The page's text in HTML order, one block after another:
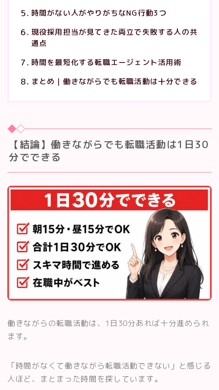
時間がない人がやりがちなNG行動3つ
現役採用担当が見てきた両立で失敗する人の共
通点
時間を最短化する転職エージェント活用術
まとめ｜働きながらでも転職活動は十分できる
【結論】働きながらでも転職活動は1日30
分でできる
働きながらの転職活動は、1日30分あれば十分進められ
ます。
「時間がなくて働きながら転職活動できない」と感じる
人ほど、まとまった時間を探しています。